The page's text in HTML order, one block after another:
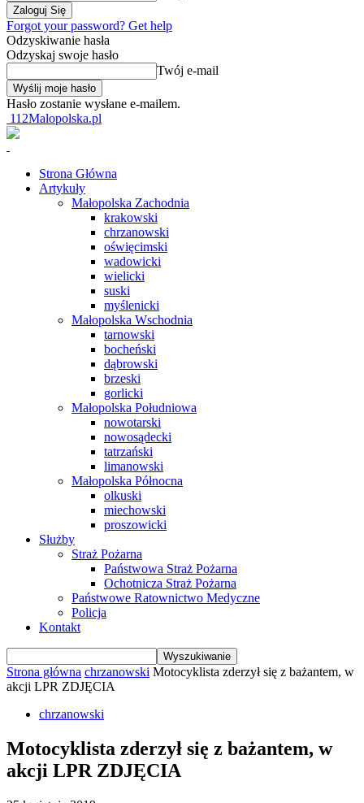
Forgot your password? Get help
Odzyskiwanie hasła
Odzyskaj swoje hasło
Twój e-mail
Hasło zostanie wysłane e-mailem.
112Malopolska.pl
Strona Główna
Artykuły
Małopolska Zachodnia
krakowski
chrzanowski
oświęcimski
wadowicki
wielicki
suski
myślenicki
Małopolska Wschodnia
tarnowski
bocheński
dąbrowski
brzeski
gorlicki
Małopolska Południowa
nowotarski
nowosądecki
tatrzański
limanowski
Małopolska Północna
olkuski
miechowski
proszowicki
Służby
Straż Pożarna
Państwowa Straż Pożarna
Ochotnicza Straż Pożarna
Państwowe Ratownictwo Medyczne
Policja
Kontakt
Strona główna chrzanowski Motocyklista zderzył się z bażantem, w
akcji LPR ZDJĘCIA
chrzanowski
Motocyklista zderzył się z bażantem, w
akcji LPR ZDJĘCIA